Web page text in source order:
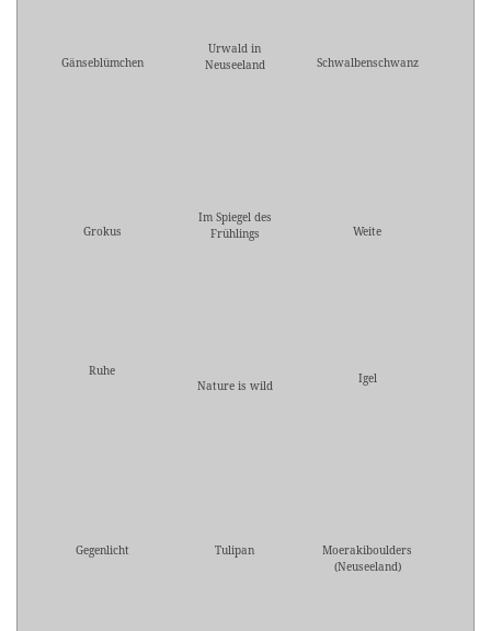
Gänseblümchen
Urwald in
Neuseeland
Schwalbenschwanz
Grokus
Im Spiegel des
Frühlings
Weite
Ruhe
Nature is wild
Igel
Gegenlicht Tulipan
Moerakiboulders
(Neuseeland)